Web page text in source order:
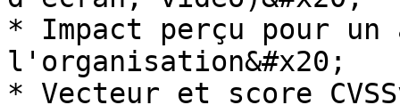
* Impact perçu pour
l'organisation&#x20;
* Vecteur et score